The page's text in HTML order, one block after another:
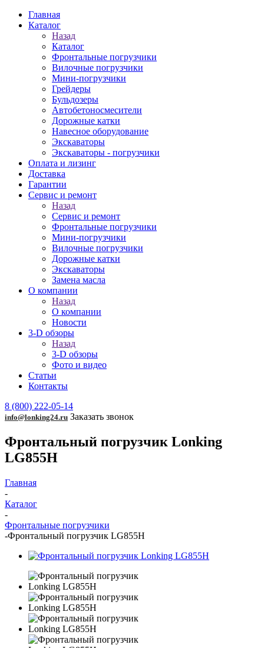
Главная
Каталог
Назад
Каталог
Фронтальные погрузчики
Вилочные погрузчики
Мини-погрузчики
Грейдеры
Бульдозеры
Автобетоносмесители
Дорожные катки
Навесное оборудование
Экскаваторы
Экскаваторы - погрузчики
Оплата и лизинг
Доставка
Гарантии
Сервис и ремонт
Назад
Сервис и ремонт
Фронтальные погрузчики
Мини-погрузчики
Вилочные погрузчики
Дорожные катки
Экскаваторы
Замена масла
О компании
Назад
О компании
Новости
3-D обзоры
Назад
3-D обзоры
Фото и видео
Статьи
Контакты
8 (800) 222-05-14
info@lonking24.ru Заказать звонок
Фронтальный погрузчик Lonking
LG855H
Главная
-
Каталог
-
Фронтальные погрузчики
-Фронтальный погрузчик LG855H